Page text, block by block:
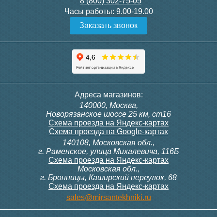
Конвектор ITT.080.200.1300
с решеткой GRILL.SGW-20-
Конвектор ITT.080.200.1000
с решеткой GRILL.SGW-20-
Конвектор ITT.080.200.1000
с решеткой GRILL.SGW-20-
Конвектор ITT.080.200.900 с
решеткой GRILL.SGA-20-
Подробнее Подробнее
3 950
11, 230В (механ.)
6 000
Часы работы: 9.00-19.00
Заказать звонок
Адреса магазинов:
140000, Москва,
Новорязанское шоссе 25 км, ст16
Схема проезда на Яндекс-картах
Схема проезда на Google-картах
140108, Московская обл.,
г. Раменское, улица Михалевича, 116Б
Схема проезда на Яндекс-картах
Московская обл.,
г. Бронницы, Каширский переулок, 68
Схема проезда на Яндекс-картах
sales@mirsantekhniki.ru